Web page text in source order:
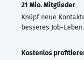
21 Mio. Mitglieder
Knüpf neue
besseres Job-Leben.
Kostenlos